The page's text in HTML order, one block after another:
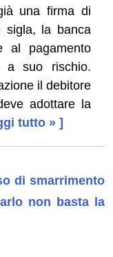
una firma di
sigla, la banca
al pagamento
a suo rischio.
il debitore
adottare la
tutto » ]
di smarrimento
non basta la